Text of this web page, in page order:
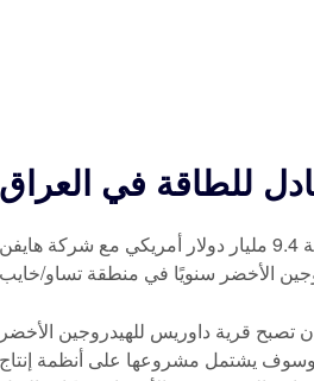
للطاقة في العراق
في عام 2021، وافقت الحكومة العراقية على مناقصة بقيمة 9.4 مليار دولار أمريكي مع شركة هايفن
تصبح قرية داوريس للهيدروجين الأخضر
بنسبة 100% في أفريقيا، وسوف يشتمل مشروعها على أنظمة إنتاج